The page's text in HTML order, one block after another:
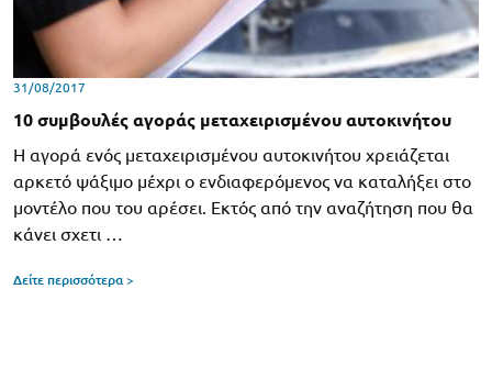
31/08/2017
10 συμβουλές αγοράς μεταχειρισμένου αυτοκινήτου
Η αγορά ενός μεταχειρισμένου αυτοκινήτου χρειάζεται
αρκετό ψάξιμο μέχρι ο ενδιαφερόμενος να καταλήξει στο
μοντέλο που του αρέσει. Εκτός από την αναζήτηση που θα
κάνει σχετι …
Δείτε περισσότερα >